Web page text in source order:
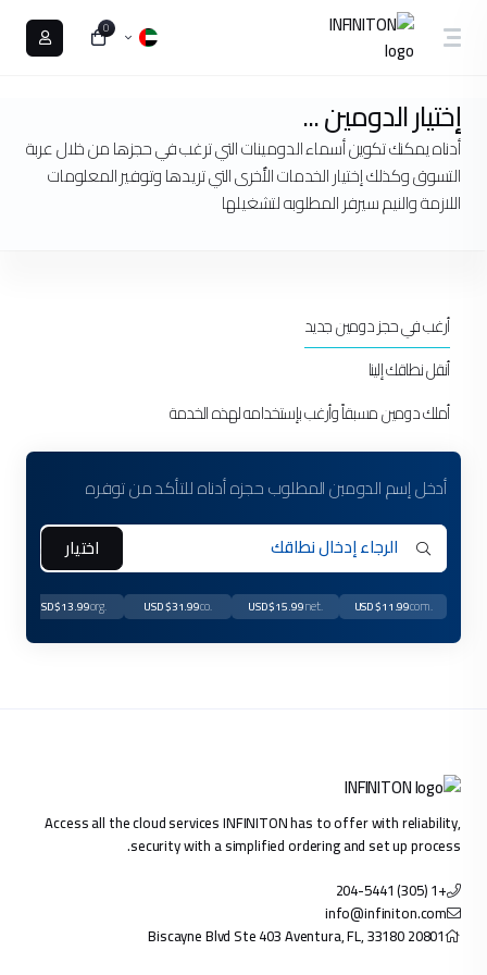
0
إختيار الدومين ...
أدناه يمكنك تكوين أسماء الدومينات التي ترغب في حجزها من خلال عربة
التسوق وكذلك إختيار الخدمات الأٌخرى التي تريدها وتوفير المعلومات
اللازمة والنيم سيرفر المطلوبه لتشغيلها
أرغب في حجز دومين جديد
أنقل نطاقك إلينا
أملك دومين مسبقاً وأرغب بإستخدامه لهذه الخدمة
أدخل إسم الدومين المطلوب حجزه أدناه للتأكد من توفره
اختيار
.com
$11.99 USD
.net
$15.99 USD
.co
$31.99 USD
.org
$13.99 USD
Access all the cloud services INFINITON has to offer with reliability,
security with a simplified ordering and set up process.
+1 (305) 204-5441
info@infiniton.com
20801 Biscayne Blvd Ste 403 Aventura, FL, 33180